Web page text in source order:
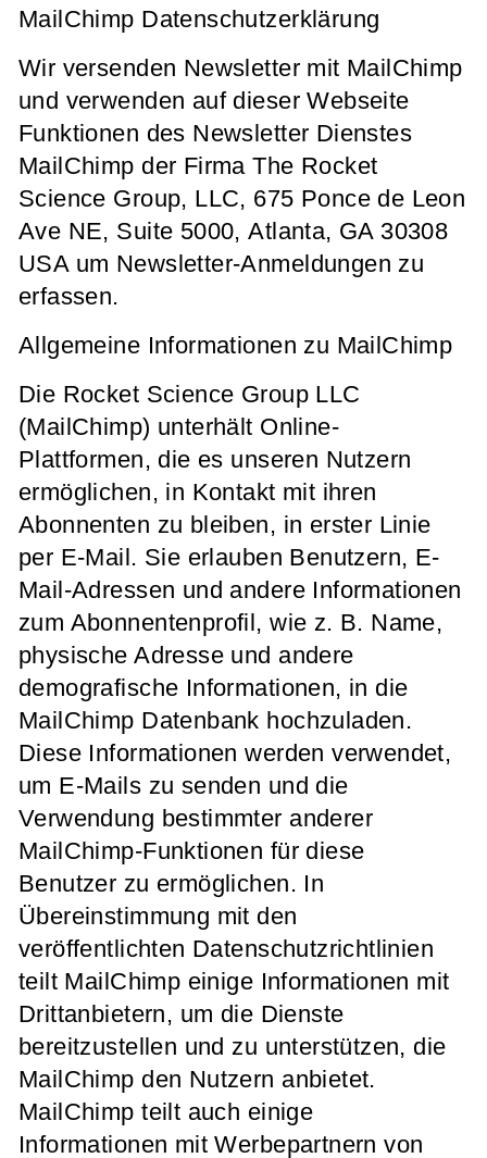
MailChimp Datenschutzerklärung
Wir versenden Newsletter mit MailChimp
und verwenden auf dieser Webseite
Funktionen des Newsletter Dienstes
MailChimp der Firma The Rocket
Science Group, LLC, 675 Ponce de Leon
Ave NE, Suite 5000, Atlanta, GA 30308
USA um Newsletter-Anmeldungen zu
erfassen.
Allgemeine Informationen zu MailChimp
Die Rocket Science Group LLC
(MailChimp) unterhält Online-
Plattformen, die es unseren Nutzern
ermöglichen, in Kontakt mit ihren
Abonnenten zu bleiben, in erster Linie
per E-Mail. Sie erlauben Benutzern, E-
Mail-Adressen und andere Informationen
zum Abonnentenprofil, wie z. B. Name,
physische Adresse und andere
demografische Informationen, in die
MailChimp Datenbank hochzuladen.
Diese Informationen werden verwendet,
um E-Mails zu senden und die
Verwendung bestimmter anderer
MailChimp-Funktionen für diese
Benutzer zu ermöglichen. In
Übereinstimmung mit den
veröffentlichten Datenschutzrichtlinien
teilt MailChimp einige Informationen mit
Drittanbietern, um die Dienste
bereitzustellen und zu unterstützen, die
MailChimp den Nutzern anbietet.
MailChimp teilt auch einige
Informationen mit Werbepartnern von